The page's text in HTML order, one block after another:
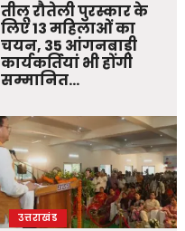
तीलू रौतेली पुरस्कार के
लिए 13 महिलाओं का
चयन, 35 आंगनबाड़ी
कार्यकर्तियां भी होंगी
सम्मानित…
उत्तराखंड